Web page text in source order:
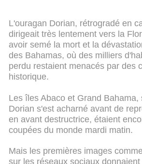
L'ouragan Dorian, rétrogradé en
dirigeait très lentement vers la
avoir semé la mort et la
des Bahamas, où des milliers
perdu restaient menacés par des
historique.
Les îles Abaco et Grand Bahama,
Dorian s'est acharné avant de
en avant destructrice, étaient
coupées du monde mardi matin.
Mais les premières images
sur les réseaux sociaux